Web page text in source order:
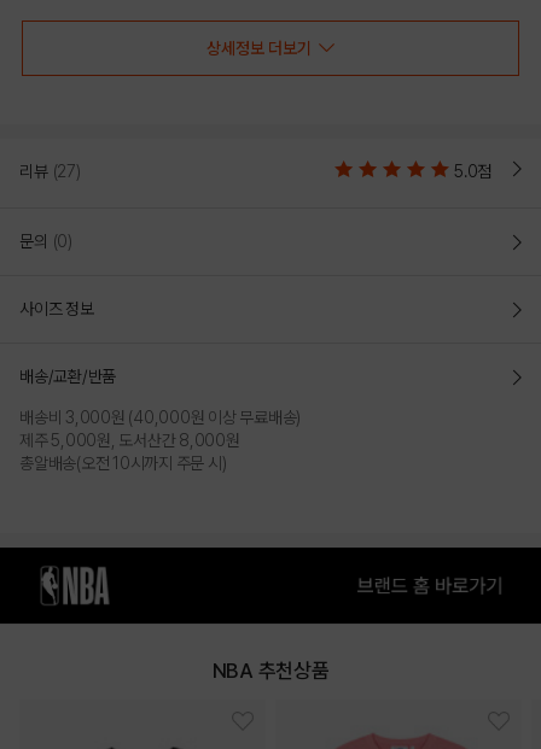
포인트 컬러의 레터링 그래픽의 반팔 티셔츠.루즈 핏(LOOSE FIT)
사이즈 선택에 따라 오버핏으로도 착장 가능한 스타일.투명 실리콘에 포인트 컬러가
포인트.부드럽고 가벼운 CP 소재로 작업되어 편안한 착용감을
시원하게 착장할 수 있는 루즈핏 반팔 티셔츠.
상세정보 더보기
리뷰 (27) 5.0점
문의 (0)
사이즈 정보
배송/교환/반품
배송비 3,000원 (40,000원 이상 무료배송)
제주 5,000원, 도서산간 8,000원
총알배송(오전 10시까지 주문 시)
NBA 추천상품